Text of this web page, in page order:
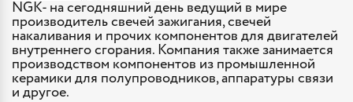
NGK- на сегодняшний день ведущий в мире
производитель свечей зажигания, свечей
накаливания и прочих компонентов для двигателей
внутреннего сгорания. Компания также занимается
производством компонентов из промышленной
керамики для полупроводников, аппаратуры связи
и другое.